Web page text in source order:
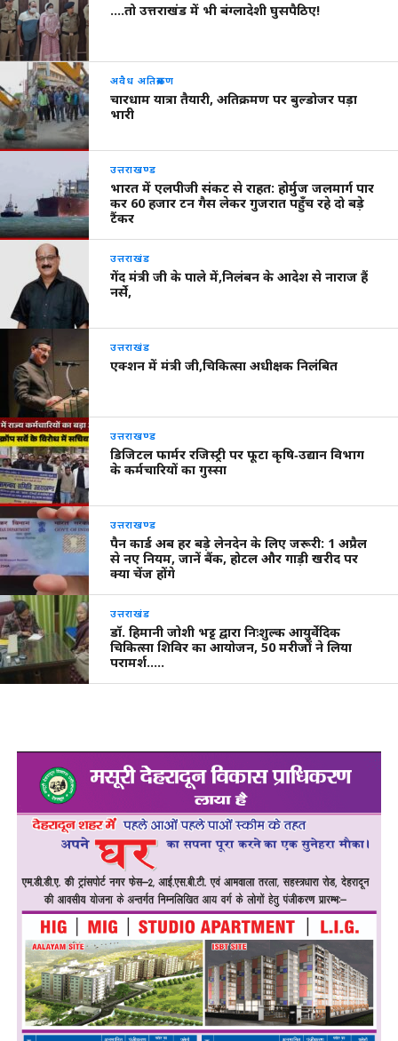
….तो उत्तराखंड में भी बंग्लादेशी घुसपैठिए!
अवैध अतिक्रमण
चारधाम यात्रा तैयारी, अतिक्रमण पर बुल्डोजर पड़ा
भारी
उत्तराखण्ड
भारत में एलपीजी संकट से राहत: होर्मुज जलमार्ग पार
कर 60 हजार टन गैस लेकर गुजरात पहुँच रहे दो बड़े
टैंकर
उत्तराखंड
गेंद मंत्री जी के पाले में,निलंबन के आदेश से नाराज हैं
नर्से,
उत्तराखंड
एक्शन में मंत्री जी,चिकित्सा अधीक्षक निलंबित
उत्तराखण्ड
डिजिटल फार्मर रजिस्ट्री पर फूटा कृषि‑उद्यान विभाग
के कर्मचारियों का गुस्सा
उत्तराखण्ड
पैन कार्ड अब हर बड़े लेनदेन के लिए जरूरी: 1 अप्रैल
से नए नियम, जानें बैंक, होटल और गाड़ी खरीद पर
क्या चेंज होंगे
उत्तराखंड
डॉ. हिमानी जोशी भट्ट द्वारा निःशुल्क आयुर्वेदिक
चिकित्सा शिविर का आयोजन, 50 मरीजों ने लिया
परामर्श…..